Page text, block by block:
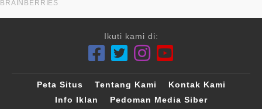
Ikuti kami di:
Peta Situs Tentang Kami
Kontak Kami
Info Iklan
Pedoman Media Siber